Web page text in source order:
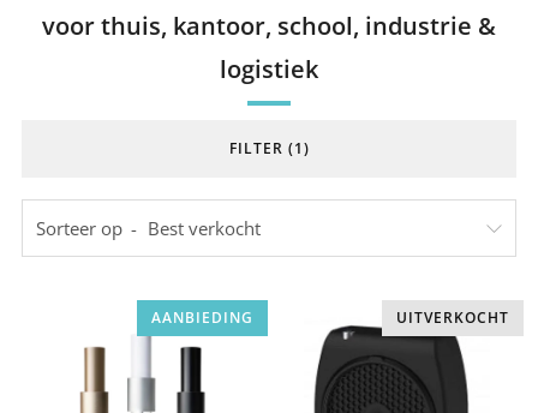
voor thuis, kantoor, school, industrie &
logistiek
FILTER (1)
Sorteer op
AANBIEDING UITVERKOCHT